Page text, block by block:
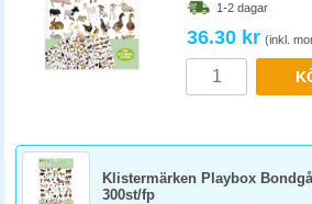
1-2 dagar
36.30 kr (inkl.
Klistermärken Playbox
300st/fp